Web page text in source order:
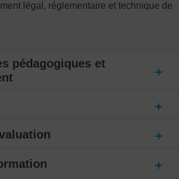
légal, réglementaire et technique de
pédagogiques et